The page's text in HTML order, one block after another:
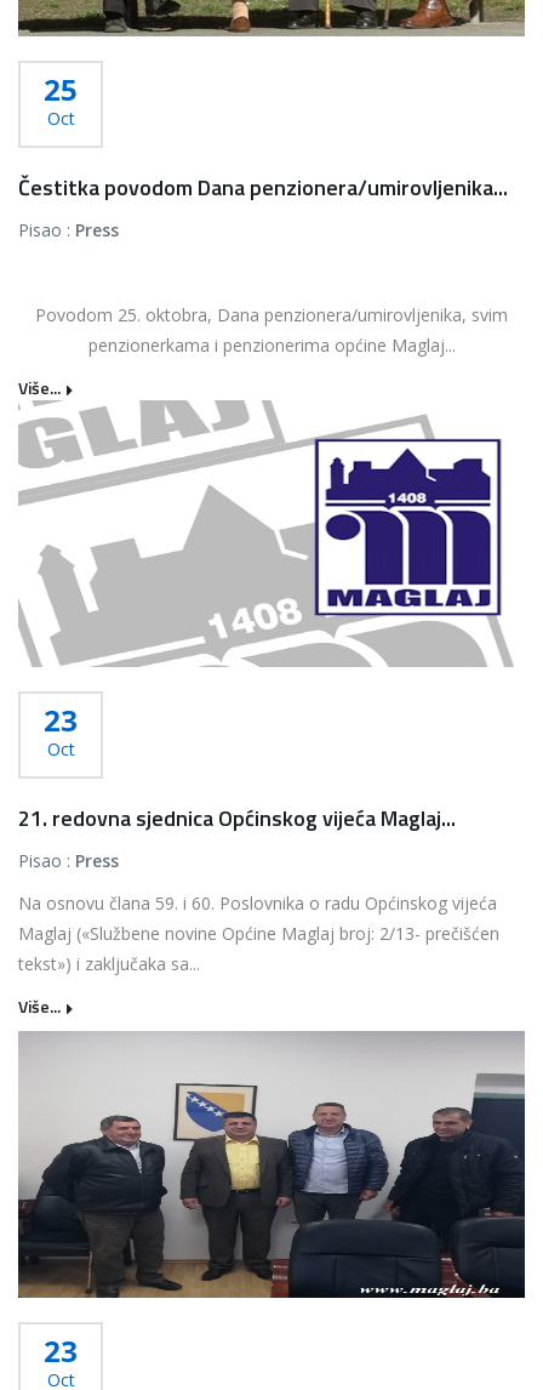
25
Oct
Čestitka povodom Dana penzionera/umirovljenika...
Pisao : Press
Povodom 25. oktobra, Dana penzionera/umirovljenika, svim
penzionerkama i penzionerima općine Maglaj...
Više...
23
Oct
21. redovna sjednica Općinskog vijeća Maglaj...
Pisao : Press
Na osnovu člana 59. i 60. Poslovnika o radu Općinskog vijeća
Maglaj («Službene novine Općine Maglaj broj: 2/13- prečišćen
tekst») i zaključaka sa...
Više...
23
Oct